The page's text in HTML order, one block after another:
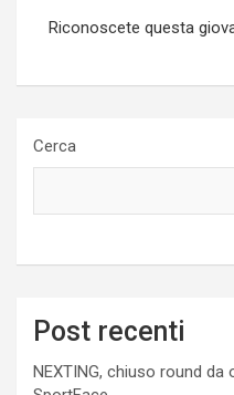
Riconoscete questa
Cerca
Post recenti
NEXTING, chiuso round